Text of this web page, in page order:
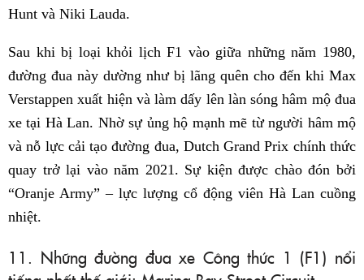
Hunt và Niki Lauda.
Sau khi bị loại khỏi lịch F1 vào giữa những năm 1980,
đường đua này dường như bị lãng quên cho đến khi Max
Verstappen xuất hiện và làm dấy lên làn sóng hâm mộ đua
xe tại Hà Lan. Nhờ sự ủng hộ mạnh mẽ từ người hâm mộ
và nỗ lực cải tạo đường đua, Dutch Grand Prix chính thức
quay trở lại vào năm 2021. Sự kiện được chào đón bởi
“Oranje Army” – lực lượng cổ động viên Hà Lan cuồng
nhiệt.
11. Những đường đua xe Công thức 1 (F1) nổi